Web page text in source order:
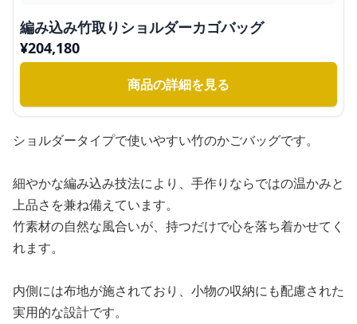
編み込み竹取りショルダーカゴバッグ
¥204,180
商品の詳細を見る
ショルダータイプで使いやすい竹のかごバッグです。
細やかな編み込み技法により、手作りならではの温かみと
上品さを兼ね備えています。
竹素材の自然な風合いが、持つだけで心を落ち着かせてく
れます。
内側には布地が施されており、小物の収納にも配慮された
実用的な設計です。